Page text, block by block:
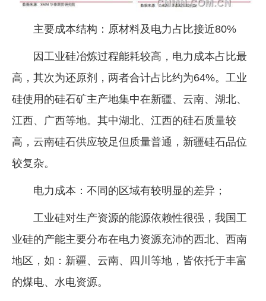
主要成本结构：原材料及电力占比接近80%
因工业硅冶炼过程能耗较高，电力成本占比最
高，其次为还原剂，两者合计占比约为64%。工业
硅使用的硅石矿主产地集中在新疆、云南、湖北、
江西、广西等地。其中湖北、江西的硅石质量较
高，云南硅石供应较足但质量普通，新疆硅石品位
较复杂。
电力成本：不同的区域有较明显的差异；
工业硅对生产资源的能源依赖性很强，我国工
业硅的产能主要分布在电力资源充沛的西北、西南
地区，如：新疆、云南、四川等地，皆依托于丰富
的煤电、水电资源。